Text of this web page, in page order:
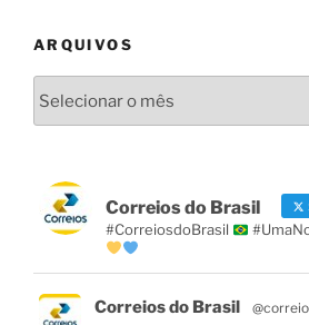
ARQUIVOS
Correios do Brasil
#CorreiosdoBrasil
Correios do Brasil